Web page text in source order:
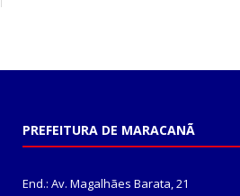
PREFEITURA DE MARACANÃ
End.: Av. Magalhães Barata, 21